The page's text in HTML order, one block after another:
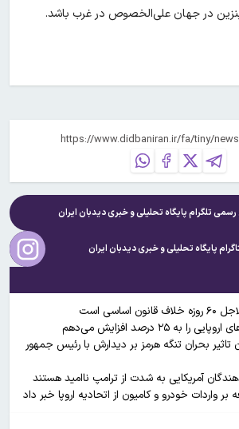
در جهان علی‌الخصوص در غرب باشد.
رسمی تلگرام پایگاه تحلیلی و خبریدیدبان ایران
پایگاه تحلیلی و خبریدیدبان ایران
است
۲۵ درصد افزایش می‌دهم
تاثیر بحران تنگه هرمز بر دیدارش با رئیس جمهور
آمریکایی به شدت از ترامپ ناامید هستند
بر واردات خودرو و کامیون از اتحادیه اروپا خبر داد